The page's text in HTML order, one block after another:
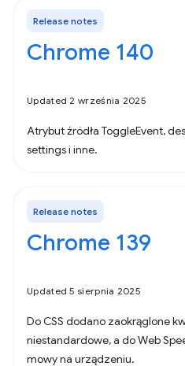
Release notes
Chrome 140
Updated 2 września 2025
Atrybut źródła ToggleEvent,
settings i inne.
Release notes
Chrome 139
Updated 5 sierpnia 2025
Do CSS dodano zaokrąglone
niestandardowe, a do Web
mowy na urządzeniu.